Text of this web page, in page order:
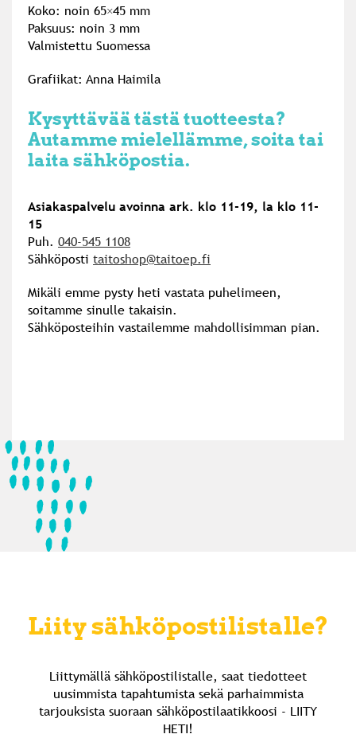
Koko: noin 65×45 mm
Paksuus: noin 3 mm
Valmistettu Suomessa
Grafiikat: Anna Haimila
Kysyttävää tästä tuotteesta?
Autamme mielellämme, soita tai
laita sähköpostia.
Asiakaspalvelu avoinna ark. klo 11-19, la klo 11-
15
Puh. 040-545 1108
Sähköposti taitoshop@taitoep.fi
Mikäli emme pysty heti vastata puhelimeen,
soitamme sinulle takaisin.
Sähköposteihin vastailemme mahdollisimman pian.
Liity sähköpostilistalle?
Liittymällä sähköpostilistalle, saat tiedotteet
uusimmista tapahtumista sekä parhaimmista
tarjouksista suoraan sähköpostilaatikkoosi - LIITY
HETI!